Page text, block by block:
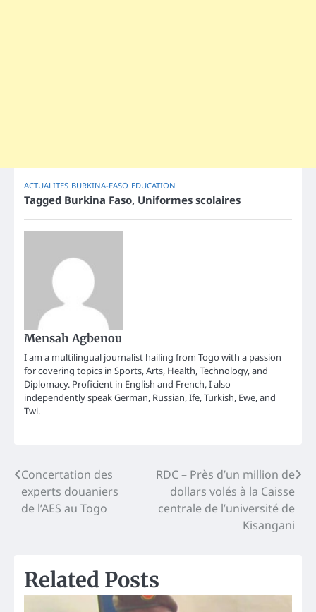
ACTUALITES BURKINA-FASO EDUCATION
Tagged Burkina Faso, Uniformes scolaires
Mensah Agbenou
I am a multilingual journalist hailing from Togo with a passion
for covering topics in Sports, Arts, Health, Technology, and
Diplomacy. Proficient in English and French, I also
independently speak German, Russian, Ife, Turkish, Ewe, and
Twi.
Post
navigation
Concertation des
experts douaniers
de l’AES au Togo
RDC – Près d’un million de
dollars volés à la Caisse
centrale de l’université de
Kisangani
Related Posts